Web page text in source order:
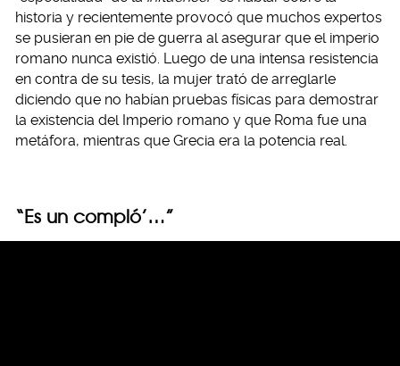
historia y recientemente provocó que muchos expertos
se pusieran en pie de guerra al asegurar que el imperio
romano nunca existió. Luego de una intensa resistencia
en contra de su tesis, la mujer trató de arreglarle
diciendo que no habían pruebas físicas para demostrar
la existencia del Imperio romano y que Roma fue una
metáfora, mientras que Grecia era la potencia real.
“Es un compló’…”